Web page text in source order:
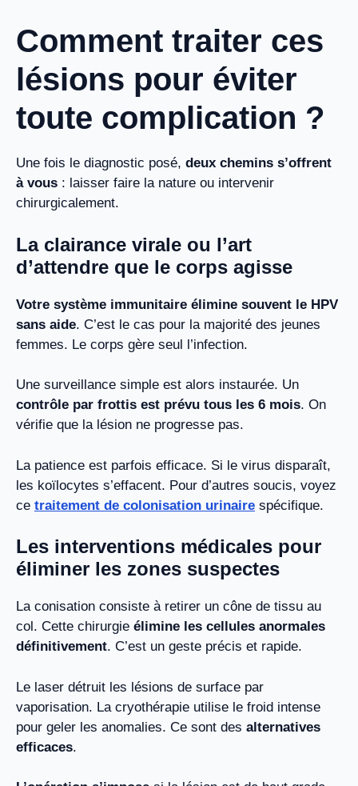
Comment traiter ces
lésions pour éviter
toute complication ?
Une fois le diagnostic posé, deux chemins s’offrent
à vous : laisser faire la nature ou intervenir
chirurgicalement.
La clairance virale ou l’art
d’attendre que le corps agisse
Votre système immunitaire élimine souvent le HPV
sans aide. C’est le cas pour la majorité des jeunes
femmes. Le corps gère seul l’infection.
Une surveillance simple est alors instaurée. Un
contrôle par frottis est prévu tous les 6 mois. On
vérifie que la lésion ne progresse pas.
La patience est parfois efficace. Si le virus disparaît,
les koïlocytes s’effacent. Pour d’autres soucis, voyez
ce traitement de colonisation urinaire spécifique.
Les interventions médicales pour
éliminer les zones suspectes
La conisation consiste à retirer un cône de tissu au
col. Cette chirurgie élimine les cellules anormales
définitivement. C’est un geste précis et rapide.
Le laser détruit les lésions de surface par
vaporisation. La cryothérapie utilise le froid intense
pour geler les anomalies. Ce sont des alternatives
efficaces.